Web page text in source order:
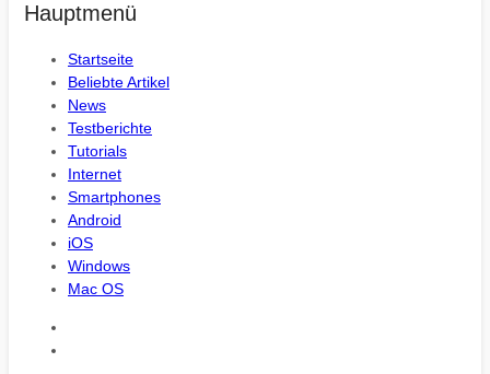
Hauptmenü
Startseite
Beliebte Artikel
News
Testberichte
Tutorials
Internet
Smartphones
Android
iOS
Windows
Mac OS